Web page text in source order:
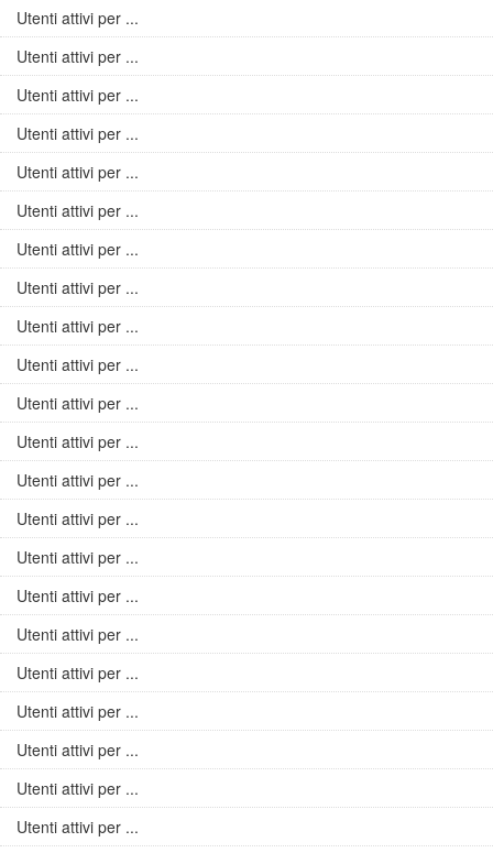
Utenti attivi per ...
Utenti attivi per ...
Utenti attivi per ...
Utenti attivi per ...
Utenti attivi per ...
Utenti attivi per ...
Utenti attivi per ...
Utenti attivi per ...
Utenti attivi per ...
Utenti attivi per ...
Utenti attivi per ...
Utenti attivi per ...
Utenti attivi per ...
Utenti attivi per ...
Utenti attivi per ...
Utenti attivi per ...
Utenti attivi per ...
Utenti attivi per ...
Utenti attivi per ...
Utenti attivi per ...
Utenti attivi per ...
Utenti attivi per ...